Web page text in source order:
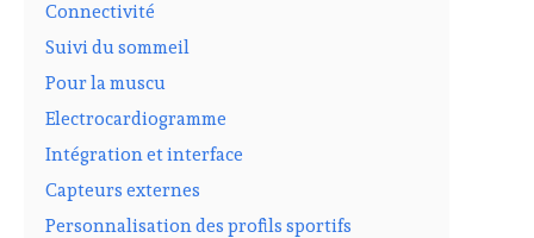
Connectivité
Suivi du sommeil
Pour la muscu
Electrocardiogramme
Intégration et interface
Capteurs externes
Personnalisation des profils sportifs